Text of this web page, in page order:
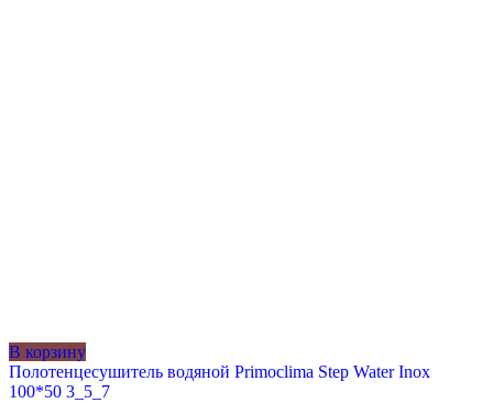
В корзину
Полотенцесушитель водяной Primoclima Step Water Inox
100*50 3_5_7